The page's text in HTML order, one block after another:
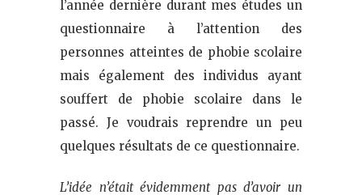
l’année dernière durant mes études un
questionnaire à l’attention des
personnes atteintes de phobie scolaire
mais également des individus ayant
souffert de phobie scolaire dans le
passé. Je voudrais reprendre un peu
quelques résultats de ce questionnaire.
L’idée n’était évidemment pas d’avoir un